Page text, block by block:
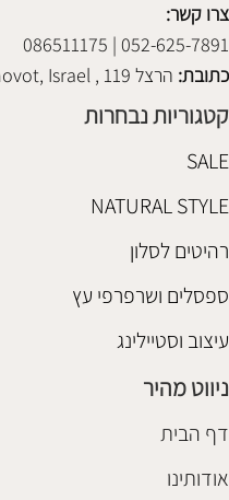
צרו קשר:
052-625-7891 | 086511175
כתובת: הרצל 119 , Rehovot, Israel
קטגוריות נבחרות
SALE
NATURAL STYLE
רהיטים לסלון
ספסלים ושרפרפי עץ
עיצוב וסטיילינג
ניווט מהיר
דף הבית
אודותינו